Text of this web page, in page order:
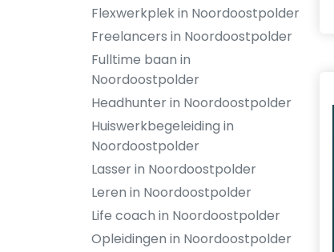
Flexwerkplek in Noordoostpolder
Freelancers in Noordoostpolder
Fulltime baan in
Noordoostpolder
Headhunter in Noordoostpolder
Huiswerkbegeleiding in
Noordoostpolder
Lasser in Noordoostpolder
Leren in Noordoostpolder
Life coach in Noordoostpolder
Opleidingen in Noordoostpolder